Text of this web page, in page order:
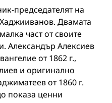
председателят на
Двамата
част от своите
Александър Алексиев
от 1862 г.,
и оригинално
от 1860 г.
показа ценни